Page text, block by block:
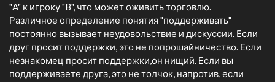
"A" к игроку "B", что может оживить торговлю.
Различное определение понятия "поддерживать"
постоянно вызывает неудовольствие и дискуссии. Если
друг просит поддержки, это не попрошайничество. Если
незнакомец просит поддержки,он нищий. Если вы
поддерживаете друга, это не толчок, напротив, если